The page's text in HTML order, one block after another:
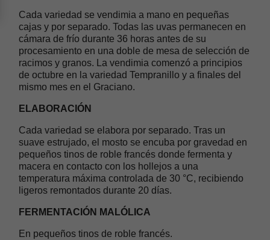
Cada variedad se vendimia a mano en pequeñas
cajas y por separado. Todas las uvas permanecen en
cámara de frío durante 36 horas antes de su
procesamiento en una doble de mesa de selección de
racimos y granos. La vendimia comenzó a principios
de octubre en la variedad Tempranillo y a finales del
mismo mes en el Graciano.
ELABORACIÓN
Cada variedad se elabora por separado. Tras un
suave estrujado, el mosto se encuba por gravedad en
pequeños tinos de roble francés donde fermenta y
macera en contacto con los hollejos a una
temperatura máxima controlada de 30 °C, recibiendo
ligeros remontados durante 20 días.
FERMENTACIÓN MALÓLICA
En pequeños tinos de roble francés.